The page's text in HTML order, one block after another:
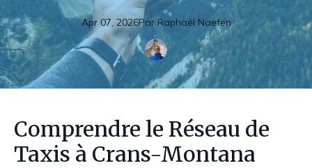
Apr 07, 2026Par Raphaël Naefen
Comprendre le Réseau de
Taxis à Crans-Montana